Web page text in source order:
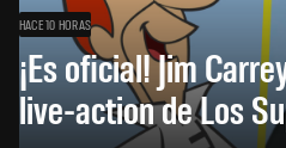
HACE 10 HORAS
¡Es oficial! Jim
live-action de Los